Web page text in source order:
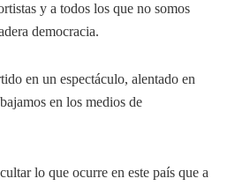
y a todos los que no somos
democracia.
en un espectáculo, alentado en
en los medios de
lo que ocurre en este país que a